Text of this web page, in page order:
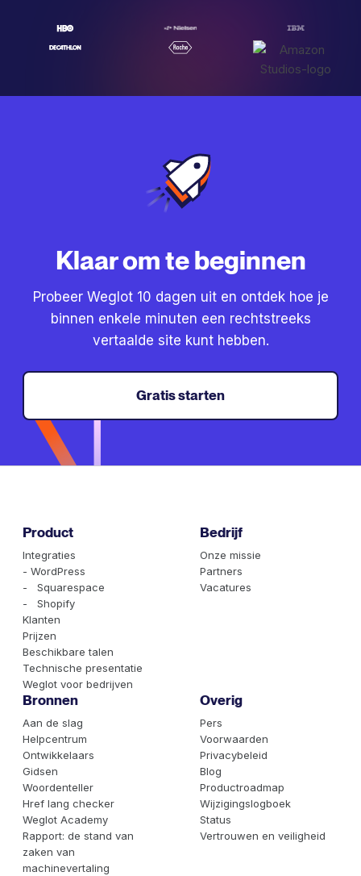
Klaar om te beginnen
Probeer Weglot 10 dagen uit en ontdek hoe je
binnen enkele minuten een rechtstreeks
vertaalde site kunt hebben.
Gratis starten
Product
Integraties
- WordPress
- Squarespace
- Shopify
Klanten
Prijzen
Beschikbare talen
Technische presentatie
Weglot voor bedrijven
Bedrijf
Onze missie
Partners
Vacatures
Bronnen
Aan de slag
Helpcentrum
Ontwikkelaars
Gidsen
Woordenteller
Href lang checker
Weglot Academy
Rapport: de stand van
zaken van
machinevertaling
Overig
Pers
Voorwaarden
Privacybeleid
Blog
Productroadmap
Wijzigingslogboek
Status
Vertrouwen en veiligheid